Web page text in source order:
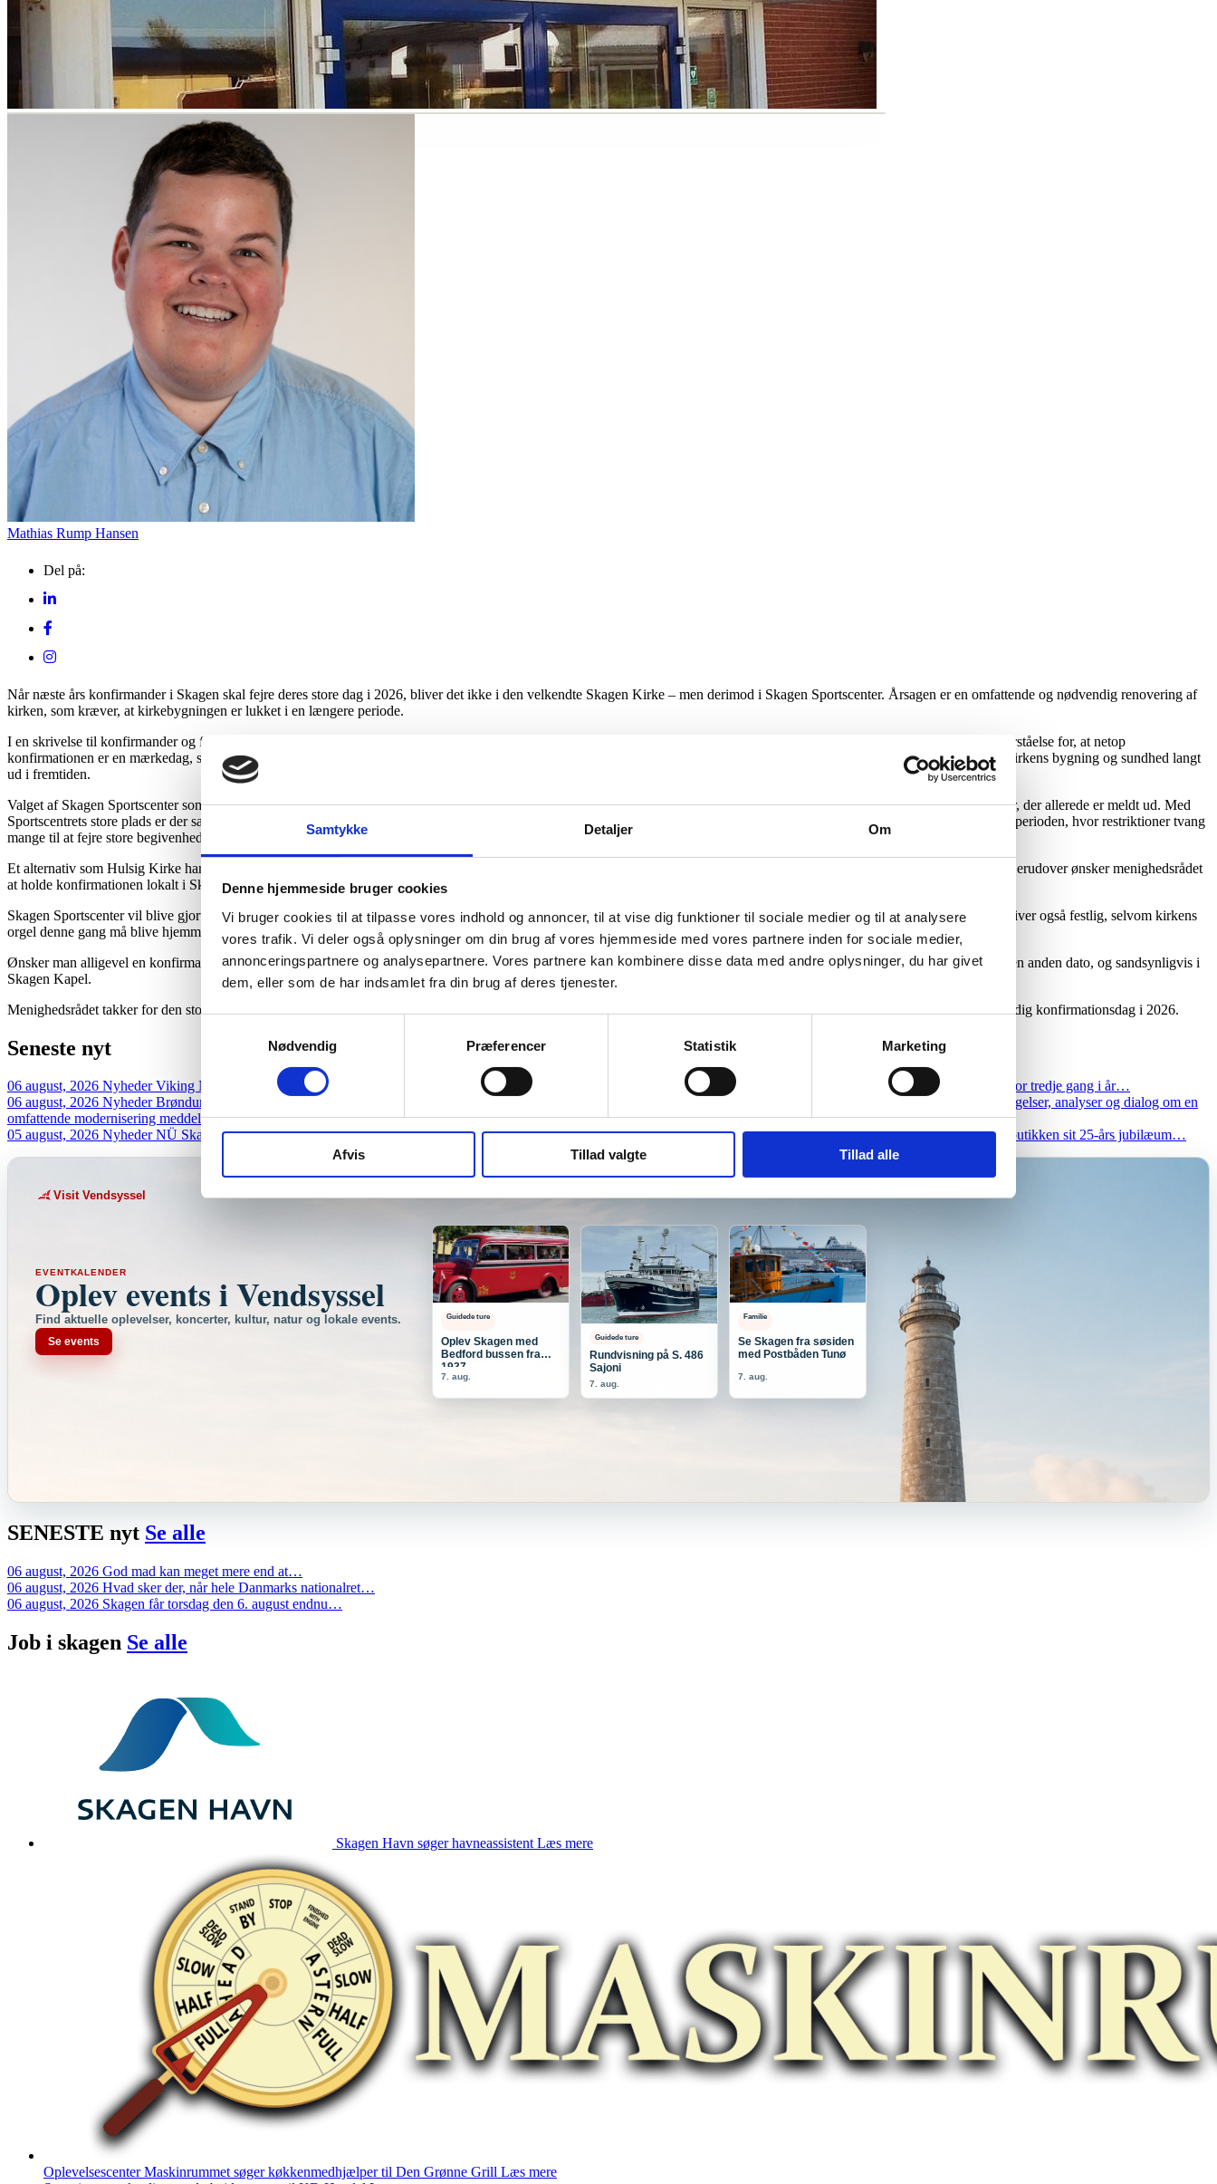
Samtykke Detaljer Om
Denne hjemmeside bruger cookies
Vi bruger cookies til at tilpasse vores indhold og annoncer, til at vise dig funktioner til sociale medier og til at analysere
vores trafik. Vi deler også oplysninger om din brug af vores hjemmeside med vores partnere inden for sociale medier,
annonceringspartnere og analysepartnere. Vores partnere kan kombinere disse data med andre oplysninger, du har givet
dem, eller som de har indsamlet fra din brug af deres tjenester.
Nødvendig
Præferencer Statistik Marketing
Afvis Tillad valgte Tillad alle
EVENTKALENDER
Oplev events i
Vendsyssel
Find aktuelle oplevelser, koncerter, kultur,
natur og lokale events.
Mathias Rump Hansen
Del på:
Når næste års konfirmander i Skagen skal fejre deres store dag i 2026, bliver det ikke i den velkendte Skagen Kirke – men derimod i Skagen Sportscenter. Årsagen er en omfattende og nødvendig renovering af
kirken, som kræver, at kirkebygningen er lukket i en længere periode.
I en skrivelse til konfirmander og forældre understreger Sognepræst Helle Bundgaard Laursen og Skagen og Hulsig Kirkers Menighedsråd, at beslutningen er truffet med stor forståelse for, at netop
konfirmationen er en mærkedag, som mange familier har set frem til i årevis. Renoveringen af Skagen Kirke er dog uundgåelig – ikke kun af æstetiske årsager, men for at sikre kirkens bygning og sundhed langt
ud i fremtiden.
Valget af Skagen Sportscenter som alternativ ramme er truffet med særligt fokus på, at alle konfirmander fortsat kan fejres samlet med deres klassekammerater – på de tidspunkter, der allerede er meldt ud. Med
Sportscentrets store plads er der samtidig rum til, at hele familien kan være med, uden at man skal vælge nære gæster fra. Netop det blev vurderet som en vigtig læring fra coronaperioden, hvor restriktioner tvang
mange til at fejre store begivenheder i mindre skala.
Et alternativ som Hulsig Kirke har været overvejet, men blev hurtigt valgt fra, da både kapacitet og muligheden for at samle hele klasser på én gang ville være for udfordrende. Derudover ønsker menighedsrådet
at holde konfirmationen lokalt i Skagen, hvor de fleste fester efterfølgende også finder sted.
Skagen Sportscenter vil blive gjort klar til lejligheden med særlig gulvbelægning, afskærmning og pynt, så rummet får karakter af et kirkerum med alter og knæfald. Musikken bliver også festlig, selvom kirkens
orgel denne gang må blive hjemme.
Ønsker man alligevel en konfirmation i en traditionel kirkebygning, tilbyder kirken muligheden for at flytte konfirmationen til en almindelig søndagshøjmesse – men i så fald på en anden dato, og sandsynligvis i
Skagen Kapel.
Menighedsrådet takker for den store forståelse, der allerede er blevet vist, og ser frem til – sammen med Skagen Sportscenter – at skabe de bedst mulige rammer for en mindeværdig konfirmationsdag i 2026.
Seneste nyt
06 august, 2026 Nyheder Viking Neptune bringer 901 krydstogtgæster til Skagen
Skagen får torsdag den 6. august endnu en travl dag på krydstogtfronten, når Viking Neptune for tredje gang i år…
06 august, 2026 Nyheder Brøndums Hotel skal fortsat sælges: Jagten på den rette køber går nu ind i næste runde
Brøndums Hotel er fortsat til salg. Efter mere end et års undersøgelser, analyser og dialog om en
omfattende modernisering meddelte…
05 august, 2026 Nyheder NÜ Skagen fejrer 25 år – og Stina har været med hele vejen I et kvart århundrede har NÜ været en del af butikslivet i Skagen. Denne uge fejrer modebutikken sit 25-års jubilæum…
Visit Vendsyssel
EVENTKALENDER
Oplev events i Vendsyssel
Find aktuelle oplevelser, koncerter, kultur, natur og lokale events.
Se events
Guidede ture
Oplev Skagen med
Bedford bussen fra
1937
7. aug.
Guidede ture
Rundvisning på S. 486
Sajoni
7. aug.
Familie
Se Skagen fra søsiden
med Postbåden Tunø
7. aug.
SENESTE nyt Se alle
06 august, 2026 God mad kan meget mere end at…
06 august, 2026 Hvad sker der, når hele Danmarks nationalret…
06 august, 2026 Skagen får torsdag den 6. august endnu…
Job i skagen Se alle
Skagen Havn søger havneassistent Læs mere
Oplevelsescenter Maskinrummet søger køkkenmedhjælper til Den Grønne Grill Læs mere